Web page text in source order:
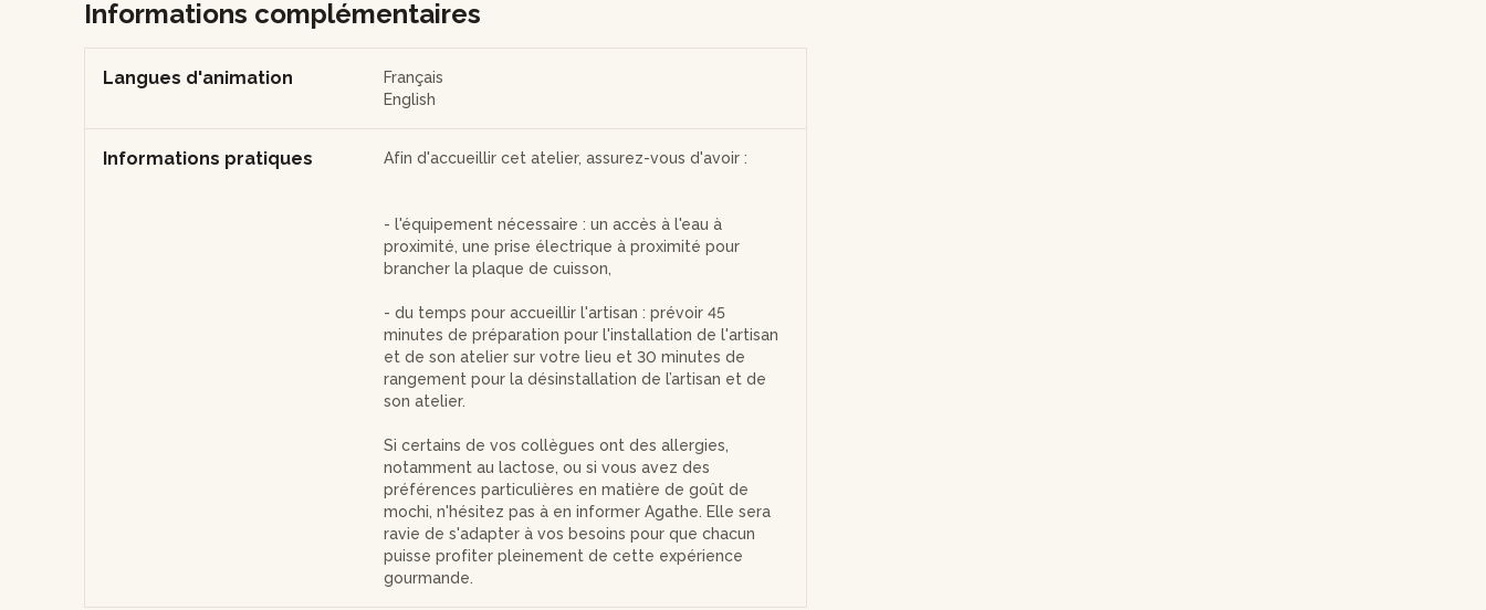
Informations complémentaires
Langues d'animation
Français
English
Informations pratiques Afin d'accueillir cet atelier, assurez-vous d'avoir :
- l'équipement nécessaire : un accès à l'eau à
proximité, une prise électrique à proximité pour
brancher la plaque de cuisson,
- du temps pour accueillir l'artisan : prévoir 45
minutes de préparation pour l'installation de l'artisan
et de son atelier sur votre lieu et 30 minutes de
rangement pour la désinstallation de l’artisan et de
son atelier.
Si certains de vos collègues ont des allergies,
notamment au lactose, ou si vous avez des
préférences particulières en matière de goût de
mochi, n'hésitez pas à en informer Agathe. Elle sera
ravie de s'adapter à vos besoins pour que chacun
puisse profiter pleinement de cette expérience
gourmande.